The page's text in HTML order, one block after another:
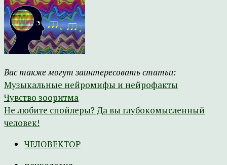
Вас также могут заинтересовать статьи:
Музыкальные нейромифы и нейрофакты
Чувство зооритма
Не любите спойлеры? Да вы глубокомысленный
человек!
ЧЕЛОВЕКТОР